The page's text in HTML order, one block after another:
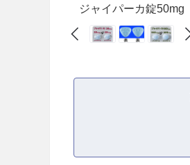
ジャイパーカ錠50mg